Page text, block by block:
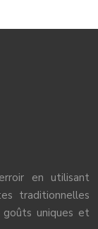
en utilisant
traditionnelles
uniques et